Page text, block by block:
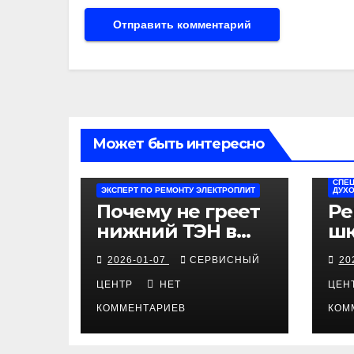
Может быть интересно
ЭКСПЕРТ ПО РЕМОНТУ ЭЛЕКТРОПЛИТ
Почему не греет
нижний ТЭН в
электроплите
Kaiser
2026-01-07 СЕРВИСНЫЙ
ЦЕНТР НЕТ
КОММЕНТАРИЕВ